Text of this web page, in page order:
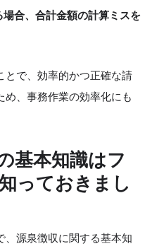
合、合計金額の計算ミスを
とで、効率的かつ正確な請
、事務作業の効率化にも
基本知識はフ
っておきまし
、源泉徴収に関する基本知